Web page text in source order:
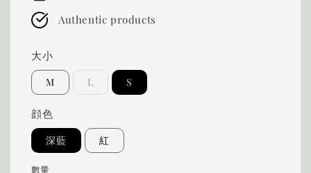
Authentic products
大小
M L S
顔色
深藍 紅
數量